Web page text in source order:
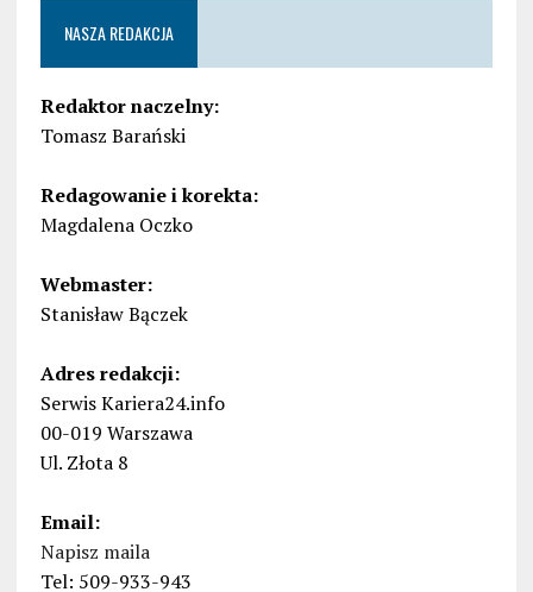
NASZA REDAKCJA
Redaktor naczelny:
Tomasz Barański
Redagowanie i korekta:
Magdalena Oczko
Webmaster:
Stanisław Bączek
Adres redakcji:
Serwis Kariera24.info
00-019 Warszawa
Ul. Złota 8
Email:
Napisz maila
Tel: 509-933-943